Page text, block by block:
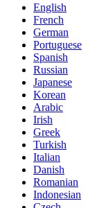
English
French
German
Portuguese
Spanish
Russian
Japanese
Korean
Arabic
Irish
Greek
Turkish
Italian
Danish
Romanian
Indonesian